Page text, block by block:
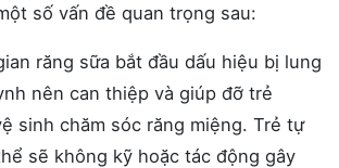
số vấn đề quan trọng sau:
răng sữa bắt đầu dấu hiệu bị lung
nên can thiệp và giúp đỡ trẻ
sinh chăm sóc răng miệng. Trẻ tự
sẽ không kỹ hoặc tác động gây